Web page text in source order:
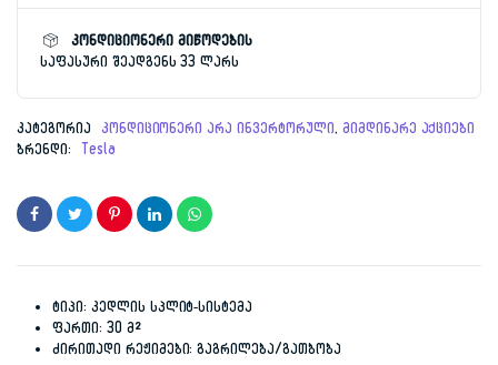
კონდიციონერი მიწოდების
საფასური შეადგენს 33 ლარს
კატეგორია კონდიციონერი არა ინვერტორული, მიმდინარე აქციები
ბრენდი: Tesla
ტიპი: კედლის სპლიტ-სისტემა
ფართი: 30 მ²
ძირითადი რეჟიმები: გაგრილება/გათბობა